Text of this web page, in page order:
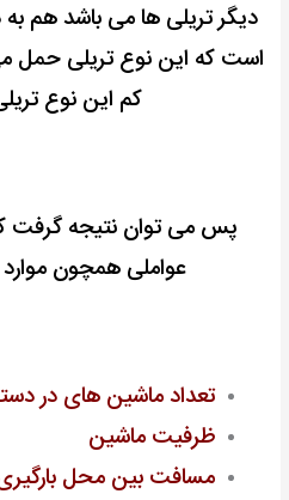
دیگر تریلی ها می باشد هم
است که این نوع تریلی حمل
کم این نوع
پس می توان نتیجه گرفت
عواملی همچون
تعداد ماشین های در
ظرفیت ماشین
مسافت بین محل